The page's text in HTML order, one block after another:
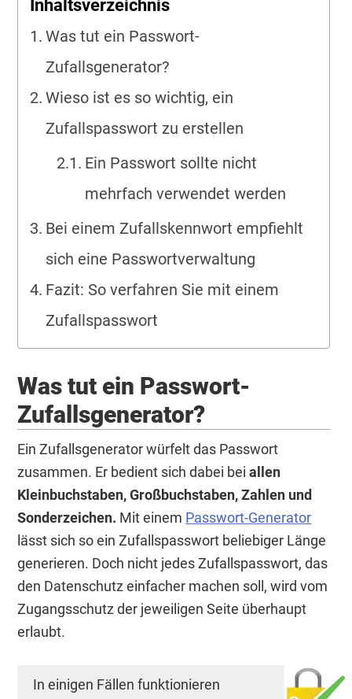
Inhaltsverzeichnis
Was tut ein Passwort-
Zufallsgenerator?
Wieso ist es so wichtig, ein
Zufallspasswort zu erstellen
Ein Passwort sollte nicht
mehrfach verwendet werden
Bei einem Zufallskennwort empfiehlt
sich eine Passwortverwaltung
Fazit: So verfahren Sie mit einem
Zufallspasswort
Was tut ein Passwort-
Zufallsgenerator?
Ein Zufallsgenerator würfelt das Passwort
zusammen. Er bedient sich dabei beiallen
Kleinbuchstaben, Großbuchstaben, Zahlen und
Sonderzeichen. Mit einem Passwort-Generator
lässt sich so ein Zufallspasswort beliebiger Länge
generieren. Doch nicht jedes Zufallspasswort, das
den Datenschutz einfacher machen soll, wird vom
Zugangsschutz der jeweiligen Seite überhaupt
erlaubt.
In einigen Fällen funktionieren